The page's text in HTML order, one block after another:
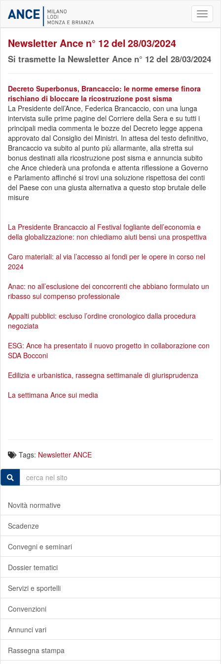
Newsletter Ance n° 12 del 28/03/2024
Si trasmette la Newsletter Ance n° 12 del 28/03/2024
Decreto Superbonus, Brancaccio: le norme emerse finora
rischiano di bloccare la ricostruzione post sisma
La Presidente dell’Ance, Federica Brancaccio, con una lunga
intervista sulle prime pagine del Corriere della Sera e su tutti i
principali media commenta le bozze del Decreto legge appena
approvato dal Consiglio dei Ministri. In attesa del testo definitivo,
Brancaccio va subito al punto più allarmante, alla stretta sui
bonus destinati alla ricostruzione post sisma e annuncia subito
che Ance chiederà una profonda e attenta riflessione a Governo
e Parlamento affinché si trovi una soluzione rispettosa dei conti
del Paese con una giusta alternativa a questo stop brutale delle
misure
La Presidente Brancaccio al Festival fogliante dell’economia e
della globalizzazione: non chiediamo aiuti bensì una prospettiva
Caro materiali: al via l’accesso ai fondi per le opere in corso nel
2024
Anac: no all’esclusione dei concorrenti che abbiano formulato un
ribasso sul compenso professionale
Appalti pubblici: escluso l’ordine cronologico dalla procedura
negoziata
ESG: Ance ha presentato il nuovo progetto in collaborazione con
SDA Bocconi
Edilizia e urbanistica, rassegna settimanale di giurisprudenza
La settimana Ance sui media
Tags: Newsletter ANCE
Novità normative
Scadenze
Convegni e seminari
Dossier tematici
Servizi e sportelli
Convenzioni
Annunci vari
Rassegna stampa